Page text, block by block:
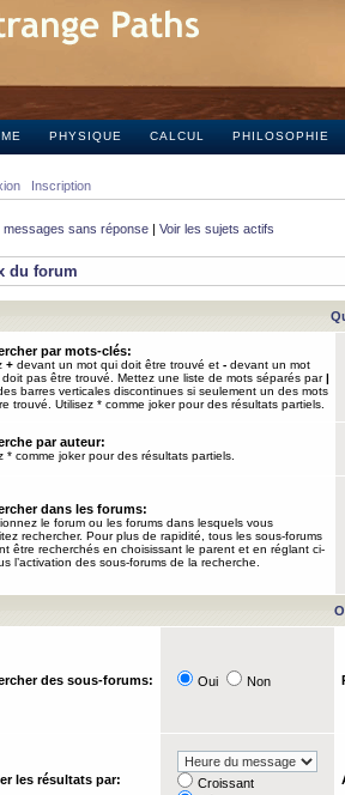
PHYSIQUE CALCUL PHILOSOPHIE
Inscription
messages sans réponse | Voir les sujets actifs
du forum
par mots-clés:
+ devant un mot qui doit être trouvé et - devant un mot
pas être trouvé. Mettez une liste de mots séparés par|
barres verticales discontinues si seulement un des mots
trouvé. Utilisez * comme joker pour des résultats partiels.
par auteur:
* comme joker pour des résultats partiels.
dans les forums:
le forum ou les forums dans lesquels vous
rechercher. Pour plus de rapidité, tous les sous-forums
être recherchés en choisissant le parent et en réglant ci-
l’activation des sous-forums de la recherche.
des sous-forums: Oui Non
les résultats par:
Croissant